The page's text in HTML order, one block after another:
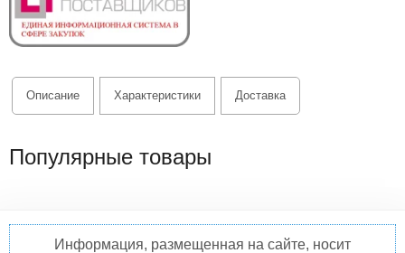
Описание Характеристики Доставка
Популярные товары
Информация, размещенная на сайте, носит